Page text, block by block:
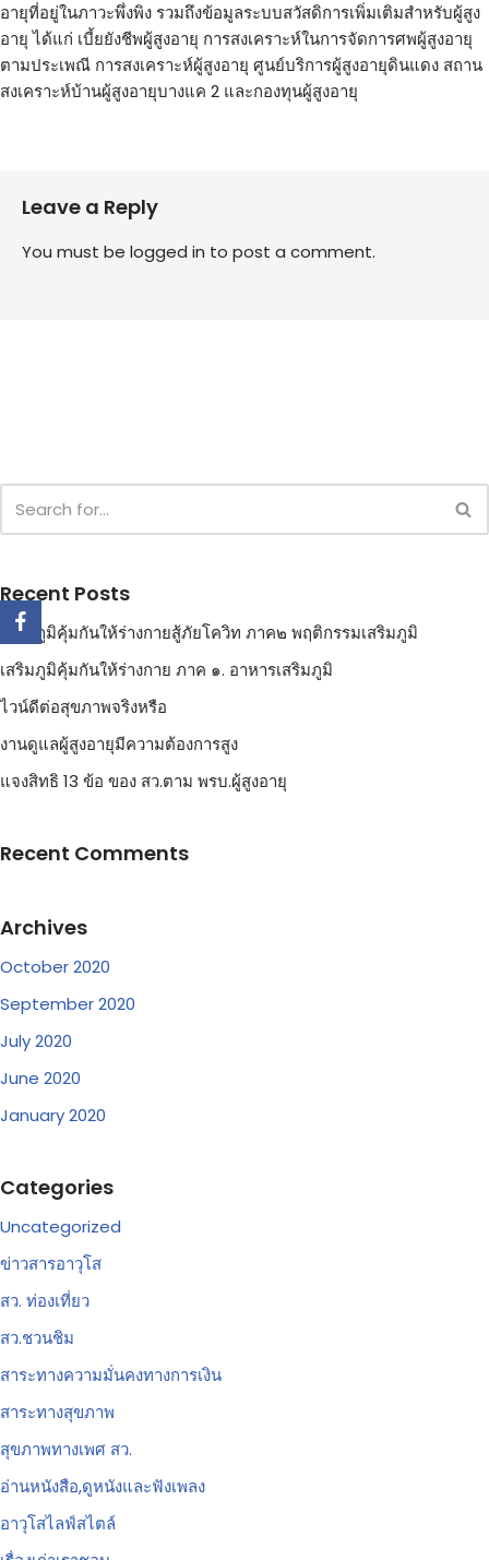
อายุที่อยู่ในภาวะพึ่งพิง รวมถึงข้อมูลระบบสวัสดิการเพิ่มเติมสำหรับผู้สูง
อายุ ได้แก่ เบี้ยยังชีพผู้สูงอายุ การสงเคราะห์ในการจัดการศพผู้สูงอายุ
ตามประเพณี การสงเคราะห์ผู้สูงอายุ ศูนย์บริการผู้สูงอายุดินแดง สถาน
สงเคราะห์บ้านผู้สูงอายุบางแค 2 และกองทุนผู้สูงอายุ
Leave a Reply
You must be logged in to post a comment.
Recent Posts
เสริมภูมิคุ้มกันให้ร่างกายสู้ภัยโควิท ภาค๒ พฤติกรรมเสริมภูมิ
เสริมภูมิคุ้มกันให้ร่างกาย ภาค ๑. อาหารเสริมภูมิ
ไวน์ดีต่อสุขภาพจริงหรือ
งานดูแลผู้สูงอายุมีความต้องการสูง
แจงสิทธิ 13 ข้อ ของ สว.ตาม พรบ.ผู้สูงอายุ
Recent Comments
Archives
October 2020
September 2020
July 2020
June 2020
January 2020
Categories
Uncategorized
ข่าวสารอาวุโส
สว. ท่องเที่ยว
สว.ชวนชิม
สาระทางความมั่นคงทางการเงิน
สาระทางสุขภาพ
สุขภาพทางเพศ สว.
อ่านหนังสือ,ดูหนังและฟังเพลง
อาวุโสไลฟ์สไตล์